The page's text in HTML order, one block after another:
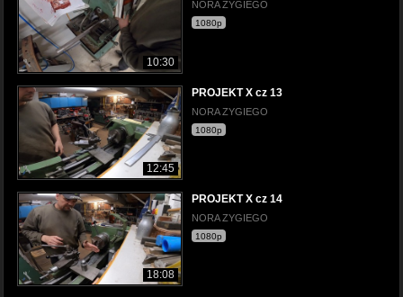
10:30
NORA ZYGIEGO
1080p
12:45
PROJEKT X cz 13
NORA ZYGIEGO
1080p
18:08
PROJEKT X cz 14
NORA ZYGIEGO
1080p